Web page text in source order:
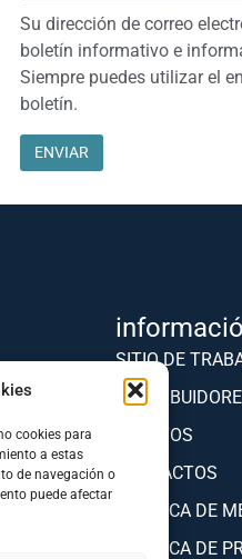
cookies para
a estas
de navegación o
puede afectar
Su dirección de correo
boletín informativo e
Siempre puedes utilizar el
boletín.
SITIO DE
EVENTOS
CONTACTOS
POLÍTICA DE
POLÍTICA DE